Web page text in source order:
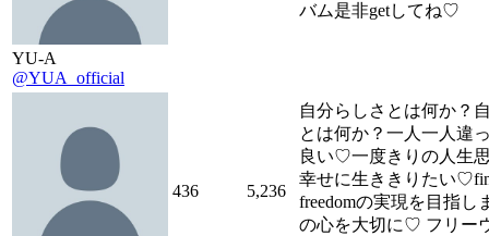
YU-A
@YUA_official
バム是非getしてね♡
436 5,236
自分らしさとは何か？
とは何か？一人一人違
良い♡一度きりの人生
幸せに生ききりたい
freedomの実現を目指
の心を大切に♡ フリー